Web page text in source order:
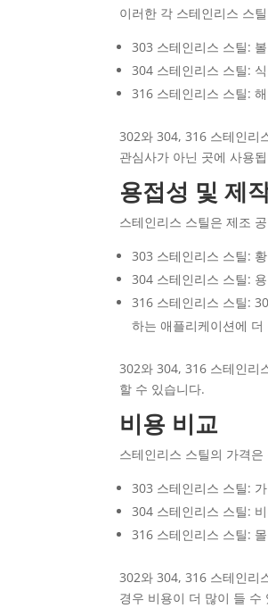
이러한 각 스테인리스 스
303 스테인리스 스틸:
304 스테인리스 스틸:
316 스테인리스 스틸:
302와 304, 316 스테인리
관심사가 아닌 곳에 사용
용접성 및 제
스테인리스 스틸은 제조
303 스테인리스 스틸:
304 스테인리스 스틸:
316 스테인리스 스틸:
하는 애플리케이션에 더
302와 304, 316 스테인리
할 수 있습니다.
비용 비교
스테인리스 스틸의 가격
303 스테인리스 스틸:
304 스테인리스 스틸:
316 스테인리스 스틸:
302와 304, 316 스테인리
경우 비용이 더 많이 들 수